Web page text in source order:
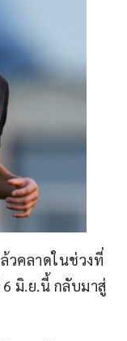
วคลาดในช่วงที่
มิ.ย.นี้ กลับมาสู่